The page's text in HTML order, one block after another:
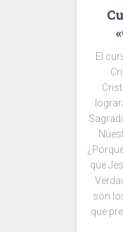
El
que
son
que